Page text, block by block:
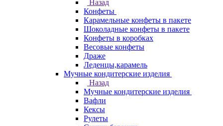
Назад
Конфеты
Карамельные конфеты в пакете
Шоколадные конфеты в пакете
Конфеты в коробках
Весовые конфеты
Драже
Леденцы,карамель
Мучные кондитерские изделия
Назад
Мучные кондитерские изделия
Вафли
Кексы
Рулеты